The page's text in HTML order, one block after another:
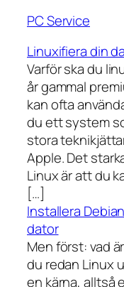
PC Service
Linuxifiera din
Varför ska du
år gammal
kan ofta
du ett system
stora
Apple. Det
Linux är att du
[…]
Installera
dator
Men först: vad
du redan Linux
en kärna, alltså